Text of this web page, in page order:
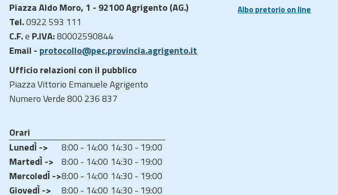
Piazza Aldo Moro, 1 - 92100 Agrigento (AG.)
Tel.0922 593 111
C.F.e P.IVA:80002590844
Email - protocollo@pec.provincia.agrigento.it
Ufficio relazioni con il pubblico
Piazza Vittorio Emanuele Agrigento
Numero Verde 800 236 837
Orari
LunedÌ ->
8:00 - 14:00 14:30 - 19:00
MartedÌ -> 8:00 - 14:00 14:30 - 19:00
MercoledÌ ->8:00 - 14:00 14:30 - 19:00
GiovedÌ ->
8:00 - 14:00 14:30 - 19:00
Albo pretorio on line